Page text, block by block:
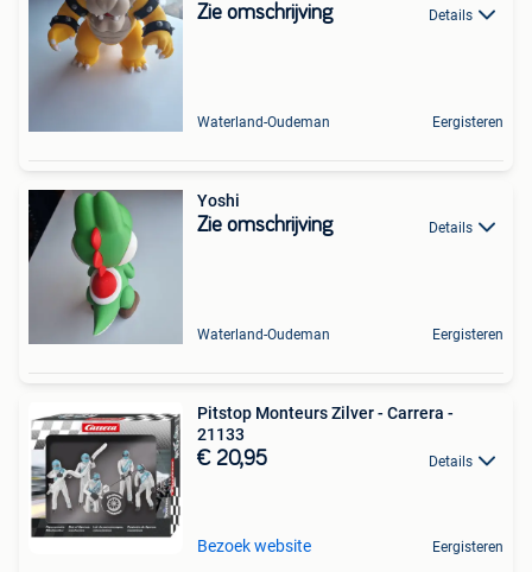
Zie omschrijving Details
Waterland-Oudeman Eergisteren
Yoshi
Zie omschrijving Details
Waterland-Oudeman Eergisteren
Pitstop Monteurs Zilver - Carrera -
21133
€ 20,95 Details
Bezoek website Eergisteren